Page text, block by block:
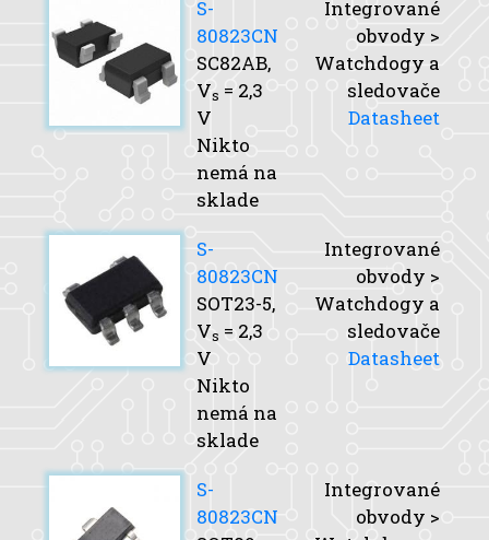
S-
80823CN
SC82AB,
Vs = 2,3
V
Nikto
nemá na
sklade
Integrované
obvody >
Watchdogy a
sledovače
Datasheet
S-
80823CN
SOT23-5,
Vs = 2,3
V
Nikto
nemá na
sklade
Integrované
obvody >
Watchdogy a
sledovače
Datasheet
S-
80823CN
Integrované
obvody >